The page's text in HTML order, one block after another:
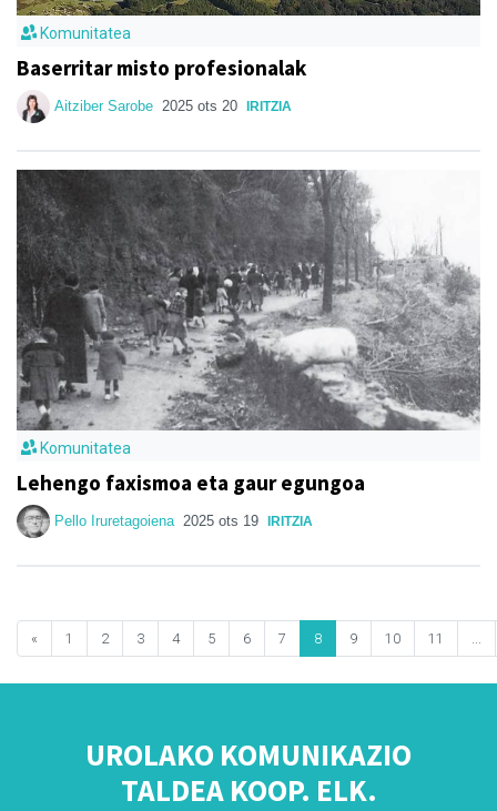
Komunitatea
Baserritar misto profesionalak
Aitziber Sarobe 2025 ots 20 IRITZIA
Komunitatea
Lehengo faxismoa eta gaur egungoa
Pello Iruretagoiena 2025 ots 19 IRITZIA
« 1 2 3 4 5 6 7 8 9 10 11
UROLAKO KOMUNIKAZIO
TALDEA KOOP. ELK.